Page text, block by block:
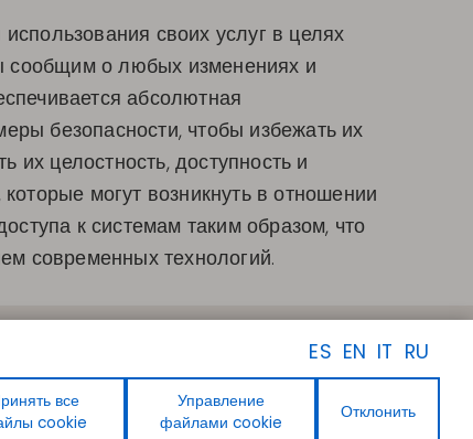
своих услуг в целях
сообщим о любых изменениях и
абсолютная
безопасности, чтобы избежать их
их целостность, доступность и
могут возникнуть в отношении
к системам таким образом, что
современных технологий.
ES EN IT RU
все
cookie
Управление
файлами cookie
Отклонить
Facebook
Instagram
Linkedin